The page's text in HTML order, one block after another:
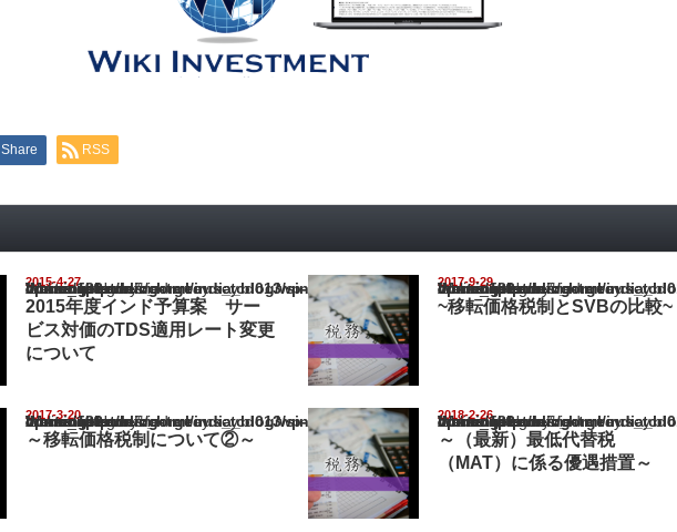
Share RSS
2015-4-27
Warning
: Undefined array key "show_category" in
/home/netst/kuno-cpa.co.jp/public_html/india_blog/wp-content/themes/gorgeous_tcd013/single.php
on line183
2015年度インド予算案 サー
ビス対価のTDS適用レート変更
について
2017-9-29
Warning
: Undefined array key "show_category" in
/home/netst/kuno-cpa.co.jp/public_html/india_blog/wp-content/
on line183
~移転価格税制とSVBの比較~
2017-3-20
Warning
: Undefined array key "show_category" in
/home/netst/kuno-cpa.co.jp/public_html/india_blog/wp-content/themes/gorgeous_tcd013/single.php
on line183
～移転価格税制について②～
2018-2-26
Warning
: Undefined array key "show_category" in
/home/netst/kuno-cpa.co.jp/public_html/india_blog/wp-content/
on line183
～（最新）最低代替税
（MAT）に係る優遇措置～